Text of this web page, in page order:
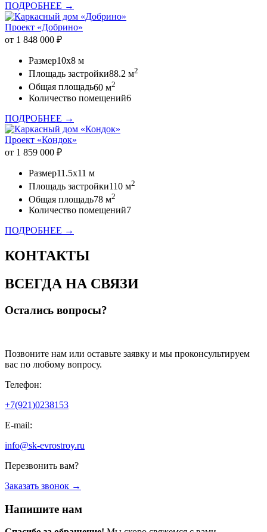
ПОДРОБНЕЕ →
Проект «Добрино»
от 1 848 000 ₽
Размер10x8 м
Площадь застройки88.2 м2
Общая площадь60 м2
Количество помещений6
ПОДРОБНЕЕ →
Проект «Кондок»
от 1 859 000 ₽
Размер11.5x11 м
Площадь застройки110 м2
Общая площадь78 м2
Количество помещений7
ПОДРОБНЕЕ →
КОНТАКТЫ
ВСЕГДА НА СВЯЗИ
Остались вопросы?
Позвоните нам или оставьте заявку и мы проконсультируем
вас по любому вопросу.
Телефон:
+7(921)0238153
E-mail:
info@sk-evrostroy.ru
Перезвонить вам?
Заказать звонок →
Напишите нам